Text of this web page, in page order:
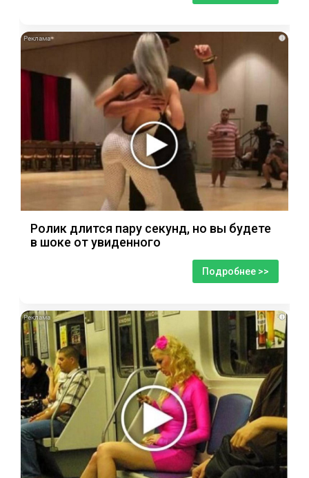
i
Ролик длится пару секунд, но вы будете
в шоке от увиденного
Подробнее >>
i